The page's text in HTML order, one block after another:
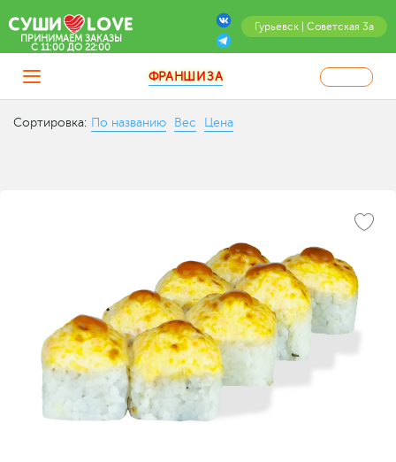
Гурьевск | Советская 3а
ПРИНИМАЕМ ЗАКАЗЫ
C 11:00 ДО 22:00
ФРАНШИЗА
Сортировка: По названию Вес Цена